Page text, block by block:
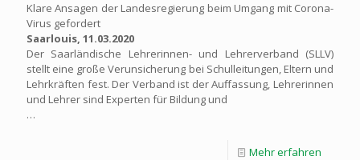
Klare Ansagen der Landesregierung beim Umgang mit Corona-
Virus gefordert
Saarlouis, 11.03.2020
Der Saarländische Lehrerinnen- und Lehrerverband (SLLV)
stellt eine große Verunsicherung bei Schulleitungen, Eltern und
Lehrkräften fest. Der Verband ist der Auffassung, Lehrerinnen
und Lehrer sind Experten für Bildung und
…
Mehr erfahren